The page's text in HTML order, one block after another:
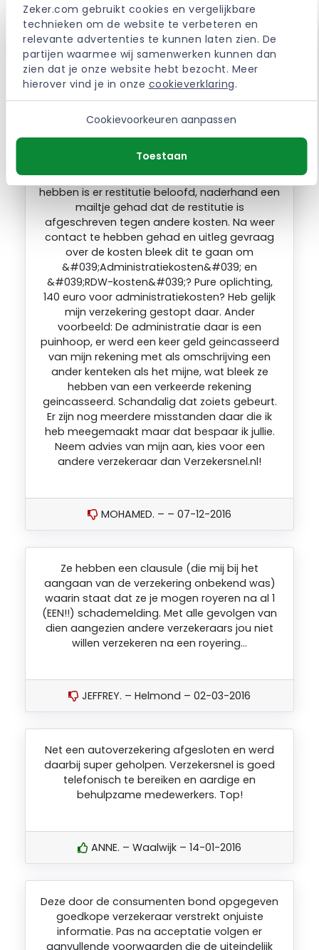
Zeker.com gebruikt cookies en vergelijkbare
technieken om de website te verbeteren en
relevante advertenties te kunnen laten zien. De
partijen waarmee wij samenwerken kunnen dan
zien dat je onze website hebt bezocht. Meer
hierover vind je in onze cookieverklaring.
Cookievoorkeuren aanpassen
Toestaan
andere verzekeraar dan Verzekersnel.nl!
MOHAMED. – Roosendaal – 08-12-2016
Deze verzekeraar is duidelijk uit op het
voor 2 maanden geincasseerd van mijn
rekening. Na contact en uitleg gevraagd te
hebben is er restitutie beloofd, naderhand een
mailtje gehad dat de restitutie is
afgeschreven tegen andere kosten. Na weer
contact te hebben gehad en uitleg gevraag
over de kosten bleek dit te gaan om
&#039;Administratiekosten&#039; en
&#039;RDW-kosten&#039;? Pure oplichting,
140 euro voor administratiekosten? Heb gelijk
mijn verzekering gestopt daar. Ander
voorbeeld: De administratie daar is een
puinhoop, er werd een keer geld geincasseerd
van mijn rekening met als omschrijving een
ander kenteken als het mijne, wat bleek ze
hebben van een verkeerde rekening
geincasseerd. Schandalig dat zoiets gebeurt.
Er zijn nog meerdere misstanden daar die ik
heb meegemaakt maar dat bespaar ik jullie.
Neem advies van mijn aan, kies voor een
andere verzekeraar dan Verzekersnel.nl!
MOHAMED. – – 07-12-2016
Ze hebben een clausule (die mij bij het
aangaan van de verzekering onbekend was)
waarin staat dat ze je mogen royeren na al 1
(EEN!!) schademelding. Met alle gevolgen van
dien aangezien andere verzekeraars jou niet
willen verzekeren na een royering…
JEFFREY. – Helmond – 02-03-2016
Net een autoverzekering afgesloten en werd
daarbij super geholpen. Verzekersnel is goed
telefonisch te bereiken en aardige en
behulpzame medewerkers. Top!
ANNE. – Waalwijk – 14-01-2016
Deze door de consumenten bond opgegeven
goedkope verzekeraar verstrekt onjuiste
informatie. Pas na acceptatie volgen er
aanvullende voorwaarden die de uiteindelijk